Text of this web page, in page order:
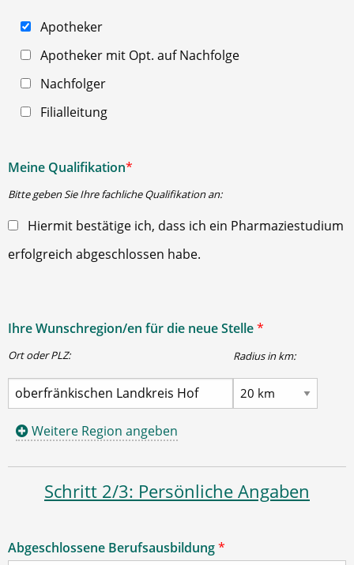
Apotheker
Apotheker mit Opt. auf Nachfolge
Nachfolger
Filialleitung
Meine Qualifikation*
Bitte geben Sie Ihre fachliche Qualifikation an:
Hiermit bestätige ich, dass ich ein Pharmaziestudium
erfolgreich abgeschlossen habe.
Ihre Wunschregion/en für die neue Stelle*
Ort oder PLZ: Radius in km:
Weitere Region angeben
Schritt 2/3: Persönliche Angaben
Abgeschlossene Berufsausbildung*